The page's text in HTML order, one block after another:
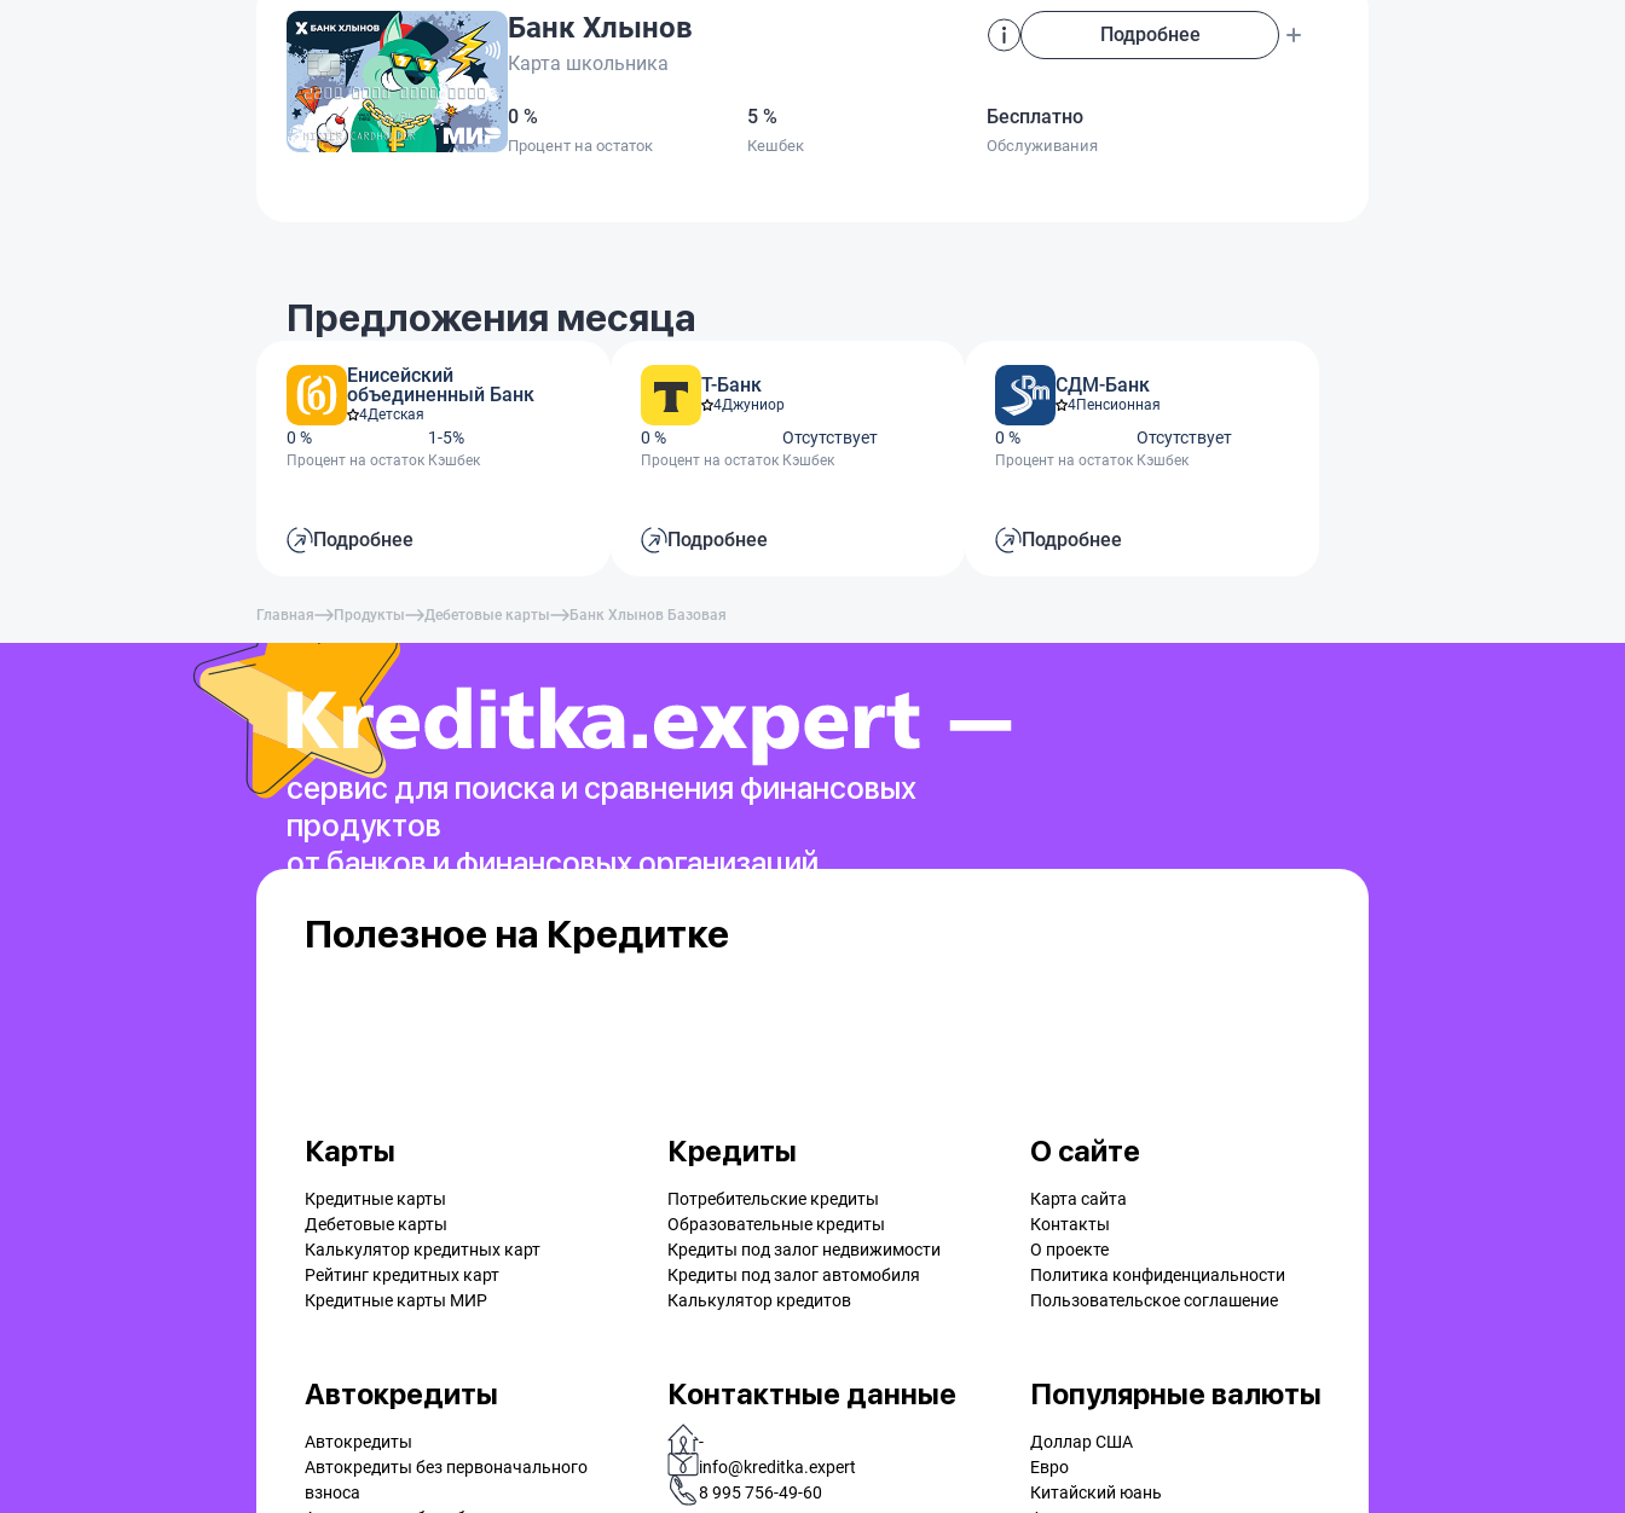
Банк Хлынов
Карта школьника
Подробнее
0 %
Процент на остаток
5 %
Кешбек
Бесплатно
Обслуживания
Предложения месяца
Енисейский
объединенный Банк
4Детская
0 %
Процент на остаток
1-5%
Кэшбек
Подробнее
Т-Банк
4Джуниор
0 %
Процент на остаток
Отсутствует
Кэшбек
Подробнее
СДМ-Банк
4Пенсионная
0 %
Процент на остаток
Отсутствует
Кэшбек
Подробнее
Главная Продукты Дебетовые карты Банк Хлынов Базовая
сервис для поиска и сравнения финансовых
продуктов
от банков и финансовых организаций.
Полезное на Кредитке
Карты
Кредитные карты
Дебетовые карты
Калькулятор кредитных карт
Рейтинг кредитных карт
Кредитные карты МИР
Кредиты
Потребительские кредиты
Образовательные кредиты
Кредиты под залог недвижимости
Кредиты под залог автомобиля
Калькулятор кредитов
О сайте
Карта сайта
Контакты
О проекте
Политика конфиденциальности
Пользовательское соглашение
Автокредиты
Автокредиты
Автокредиты без первоначального
взноса
Контактные данные
-
info@kreditka.expert
8 995 756-49-60
Популярные валюты
Доллар США
Евро
Китайский юань